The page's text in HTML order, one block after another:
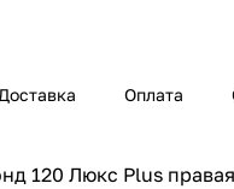
Оплата
120 Люкс Plus